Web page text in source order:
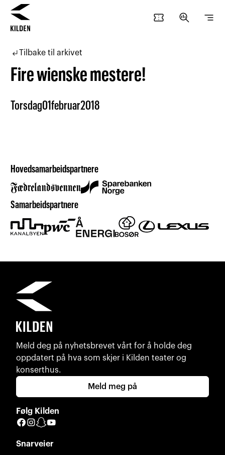
confirmation_number search_insights segment
subdirectory_arrow_leftTilbake til arkivet
Fire wienske mestere!
Torsdag01februar2018
Hovedsamarbeidspartnere
Samarbeidspartnere
Meld deg på nyhetsbrevet vårt for å holde deg
oppdatert på hva som skjer i Kilden teater og
konserthus.
Meld meg på
Følg Kilden
Facebook
Instagram
Snapchat
Snarveier